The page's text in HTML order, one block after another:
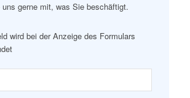
uns gerne mit, was Sie beschäftigt.
wird bei der Anzeige des Formulars